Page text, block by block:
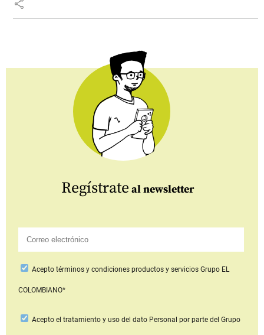
share
Regístrate al newsletter
Aceptotérminos y condiciones productos y serviciosGrupo EL
COLOMBIANO*
Acepto el tratamiento y uso del dato Personal por parte del Grupo